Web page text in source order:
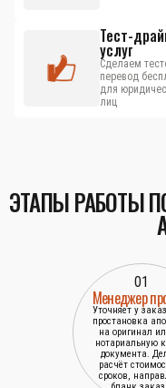
Тест-
услуг
Сделаем
перевод
для
лиц
ЭТАПЫ РАБОТЫ
01
Менеджер
Уточняет у
простановка
на оригинал
нотариальную
документа.
расчёт
сроков,